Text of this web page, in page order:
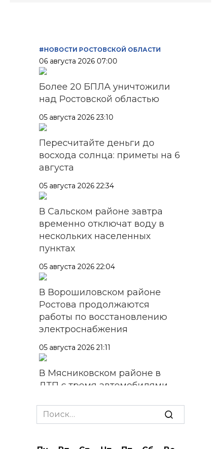
#НОВОСТИ РОСТОВСКОЙ ОБЛАСТИ
06 августа 2026 07:00
Более 20 БПЛА уничтожили
над Ростовской областью
05 августа 2026 23:10
Пересчитайте деньги до
восхода солнца: приметы на 6
августа
05 августа 2026 22:34
В Сальском районе завтра
временно отключат воду в
нескольких населенных
пунктах
05 августа 2026 22:04
В Ворошиловском районе
Ростова продолжаются
работы по восстановлению
электроснабжения
05 августа 2026 21:11
В Мясниковском районе в
ДТП с тремя автомобилями
легковушки
Search
for: